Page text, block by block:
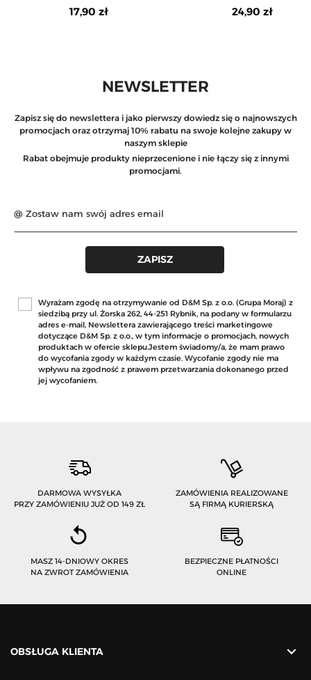
wzorem pasków 3-pak
17,90 zł
urocze łapki 3-pak
24,90 zł
NEWSLETTER
Zapisz się do newslettera i jako pierwszy dowiedz się o najnowszych
promocjach oraz otrzymaj 10% rabatu na swoje kolejne zakupy w
naszym sklepie
Rabat obejmuje produkty nieprzecenione i nie łączy się z innymi
promocjami.
Wyrażam zgodę na otrzymywanie od D&M Sp. z o.o. (Grupa Moraj) z
siedzibą przy ul. Żorska 262, 44-251 Rybnik, na podany w formularzu
adres e-mail, Newslettera zawierającego treści marketingowe
dotyczące D&M Sp. z o.o., w tym informacje o promocjach, nowych
produktach w ofercie sklepu.Jestem świadomy/a, że mam prawo
do wycofania zgody w każdym czasie. Wycofanie zgody nie ma
wpływu na zgodność z prawem przetwarzania dokonanego przed
jej wycofaniem.
DARMOWA WYSYŁKA
PRZY ZAMÓWIENIU JUŻ OD 149 ZŁ
ZAMÓWIENIA REALIZOWANE
SĄ FIRMĄ KURIERSKĄ
MASZ 14-DNIOWY OKRES
NA ZWROT ZAMÓWIENIA
BEZPIECZNE PŁATNOŚCI
ONLINE
OBSŁUGA KLIENTA 